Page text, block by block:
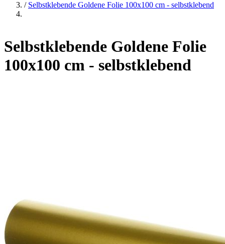
/ Selbstklebende Goldene Folie 100x100 cm - selbstklebend
Selbstklebende Goldene Folie
100x100 cm - selbstklebend